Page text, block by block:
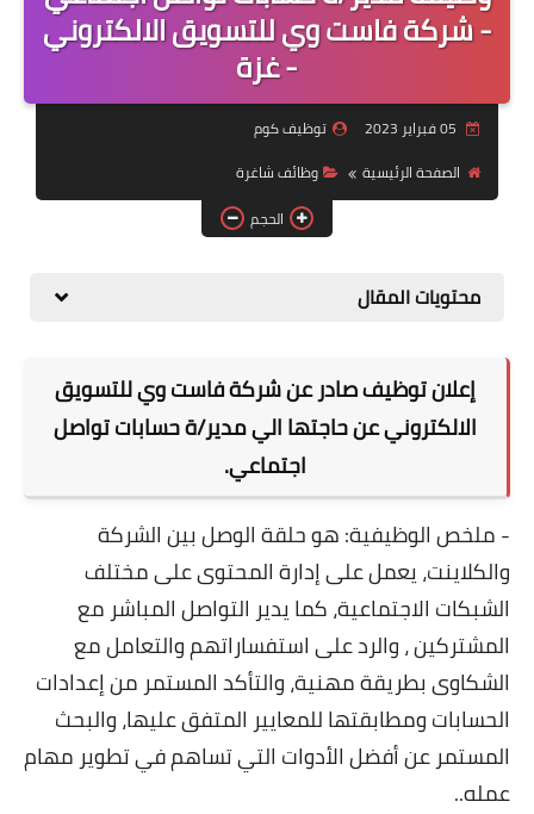
منوعات
نماذج سيرة ذاتية
- شركة فاست وي للتسويق الالكتروني
- غزة
توظيف كوم
الصفحة الرئيسية
وظائف شاغرة
الحجم
محتويات المقال
إعلان توظيف صادر عن شركة فاست وي للتسويق
الالكتروني عن حاجتها الي مدير/ة حسابات تواصل
اجتماعي.
- ملخص الوظيفية: هو حلقة الوصل بين الشركة
والكلاينت، يعمل على إدارة المحتوى على مختلف
الشبكات الاجتماعية، كما يدير التواصل المباشر مع
المشتركين ، والرد على استفساراتهم والتعامل مع
الشكاوى بطريقة مهنية، والتأكد المستمر من إعدادات
الحسابات ومطابقتها للمعايير المتفق عليها، والبحث
المستمر عن أفضل الأدوات التي تساهم في تطوير مهام
عمله..